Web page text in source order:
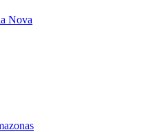
Nova